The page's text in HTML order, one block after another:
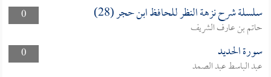
0
سلسلة شرح نزهة النظر للحافظ ابن حجر (28)
حاتم بن عارف الشريف
0
سورة الحديد
عبد الباسط عبد الصمد